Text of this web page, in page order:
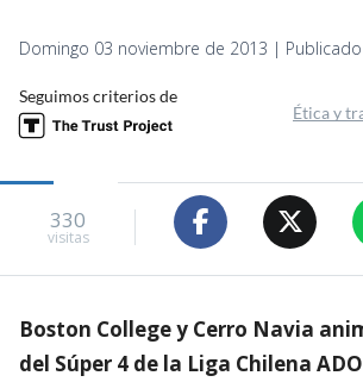
Domingo 03 noviembre de 2013 | Publicado
Seguimos criterios de
Ética y
330
visitas
Boston College y Cerro Navia
del Súper 4 de la Liga Chilena